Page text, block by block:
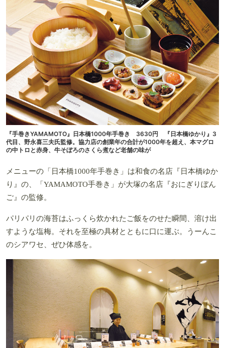
『手巻きYAMAMOTO』日本橋1000年手巻き 3630円 『日本橋ゆかり』3
代目、野永喜三夫氏監修。協力店の創業年の合計が1000年を超え、本マグロ
の中トロと赤身、牛そぼろのさくら煮など老舗の味が
メニューの「日本橋1000年手巻き」は和食の名店『日本橋ゆか
り』の、「YAMAMOTO手巻き」が大塚の名店『おにぎりぼん
ご』の監修。
パリパリの海苔はふっくら炊かれたご飯をのせた瞬間、溶け出
すような塩梅。それを至極の具材とともに口に運ぶ。うーんこ
のシアワセ、ぜひ体感を。